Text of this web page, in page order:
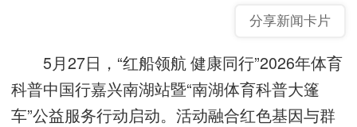
分享新闻卡片
5月27日，“红船领航 健康同行”2026年体育
科普中国行嘉兴南湖站暨“南湖体育科普大篷
车”公益服务行动启动。活动融合红色基因与群